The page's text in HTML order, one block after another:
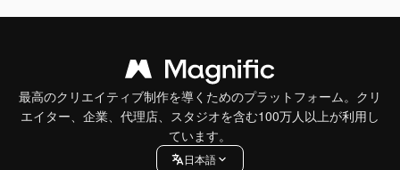
最高のクリエイティブ制作を導くためのプラットフォーム。クリ
エイター、企業、代理店、スタジオを含む100万人以上が利用し
ています。
日本語